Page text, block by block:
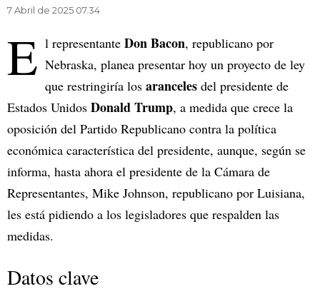
7 Abril de 2025 07.34
E l representante Don Bacon, republicano por
Nebraska, planea presentar hoy un proyecto de ley
que restringiría los aranceles del presidente de
Estados Unidos Donald Trump, a medida que crece la
oposición del Partido Republicano contra la política
económica característica del presidente, aunque, según se
informa, hasta ahora el presidente de la Cámara de
Representantes, Mike Johnson, republicano por Luisiana,
les está pidiendo a los legisladores que respalden las
medidas.
Datos clave